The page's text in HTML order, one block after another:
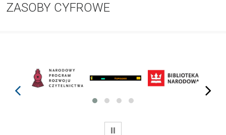
ZASOBY CYFROWE
prev next
WSTRZYMAJ